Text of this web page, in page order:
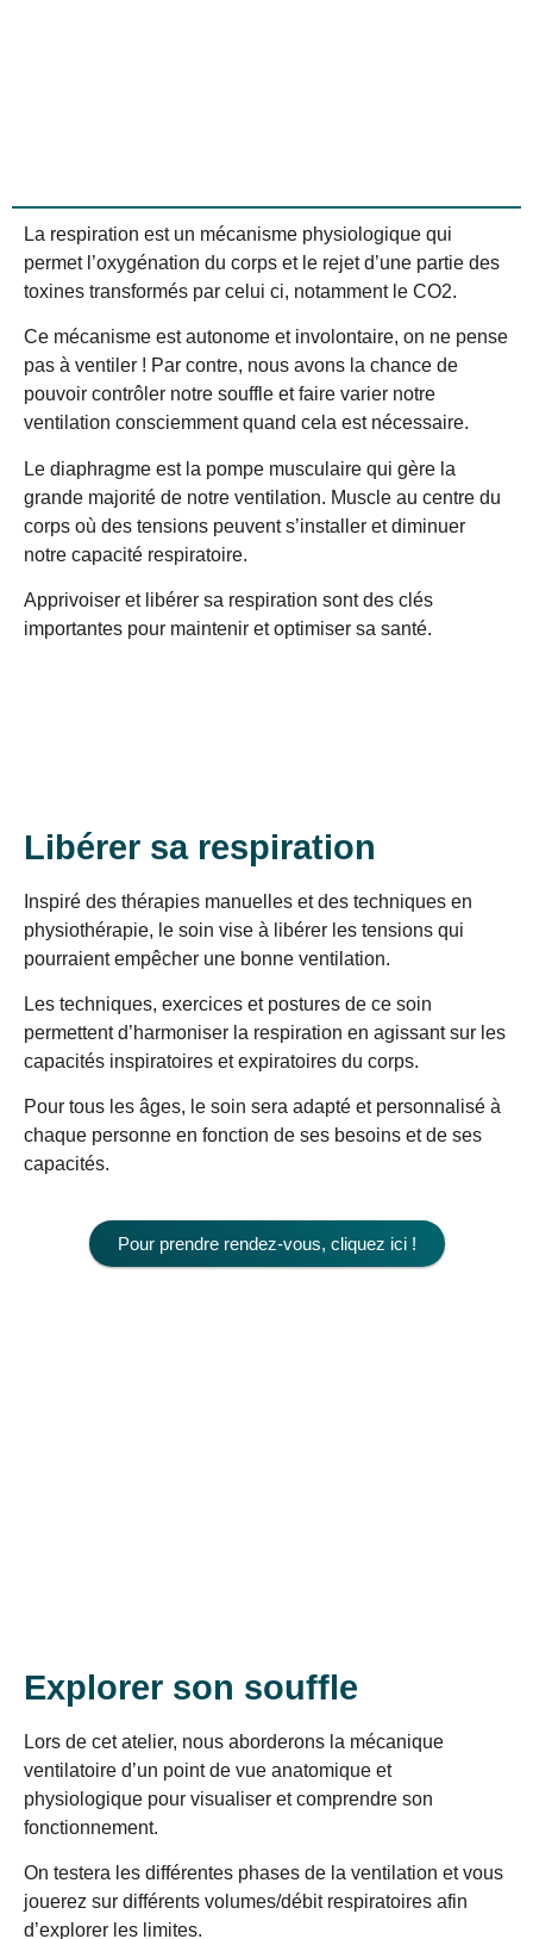
La respiration est un mécanisme physiologique qui
permet l’oxygénation du corps et le rejet d’une partie des
toxines transformés par celui ci, notamment le CO2.
Ce mécanisme est autonome et involontaire, on ne pense
pas à ventiler ! Par contre, nous avons la chance de
pouvoir contrôler notre souffle et faire varier notre
ventilation consciemment quand cela est nécessaire.
Le diaphragme est la pompe musculaire qui gère la
grande majorité de notre ventilation. Muscle au centre du
corps où des tensions peuvent s’installer et diminuer
notre capacité respiratoire.
Apprivoiser et libérer sa respiration sont des clés
importantes pour maintenir et optimiser sa santé.
Libérer sa respiration
Inspiré des thérapies manuelles et des techniques en
physiothérapie, le soin vise à libérer les tensions qui
pourraient empêcher une bonne ventilation.
Les techniques, exercices et postures de ce soin
permettent d’harmoniser la respiration en agissant sur les
capacités inspiratoires et expiratoires du corps.
Pour tous les âges, le soin sera adapté et personnalisé à
chaque personne en fonction de ses besoins et de ses
capacités.
Pour prendre rendez-vous, cliquez ici !
Explorer son souffle
Lors de cet atelier, nous aborderons la mécanique
ventilatoire d’un point de vue anatomique et
physiologique pour visualiser et comprendre son
fonctionnement.
On testera les différentes phases de la ventilation et vous
jouerez sur différents volumes/débit respiratoires afin
d’explorer les limites.